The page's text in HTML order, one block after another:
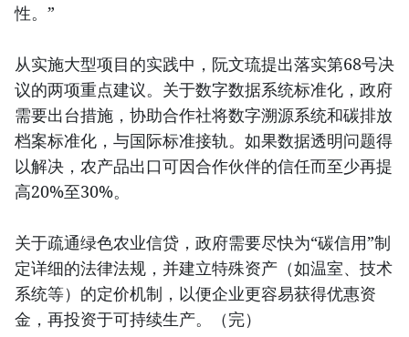
性。”
从实施大型项目的实践中，阮文琉提出落实第68号决
议的两项重点建议。关于数字数据系统标准化，政府
需要出台措施，协助合作社将数字溯源系统和碳排放
档案标准化，与国际标准接轨。如果数据透明问题得
以解决，农产品出口可因合作伙伴的信任而至少再提
高20%至30%。
关于疏通绿色农业信贷，政府需要尽快为“碳信用”制
定详细的法律法规，并建立特殊资产（如温室、技术
系统等）的定价机制，以便企业更容易获得优惠资
金，再投资于可持续生产。（完）